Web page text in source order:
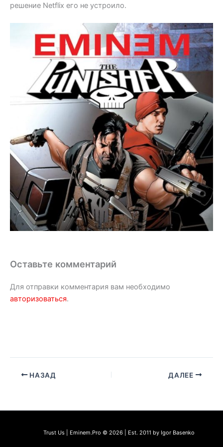
решение Netflix его не устроило.
Оставьте комментарий
Для отправки комментария вам необходимо
авторизоваться.
НАЗАД ДАЛЕЕ
Trust Us | Eminem.Pro © 2026 | Est. 2011 by Igor Basenko